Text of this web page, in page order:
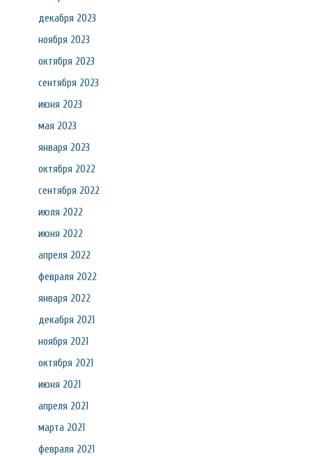
декабря 2023
ноября 2023
октября 2023
сентября 2023
июня 2023
мая 2023
января 2023
октября 2022
сентября 2022
июля 2022
июня 2022
апреля 2022
февраля 2022
января 2022
декабря 2021
ноября 2021
октября 2021
июня 2021
апреля 2021
марта 2021
февраля 2021